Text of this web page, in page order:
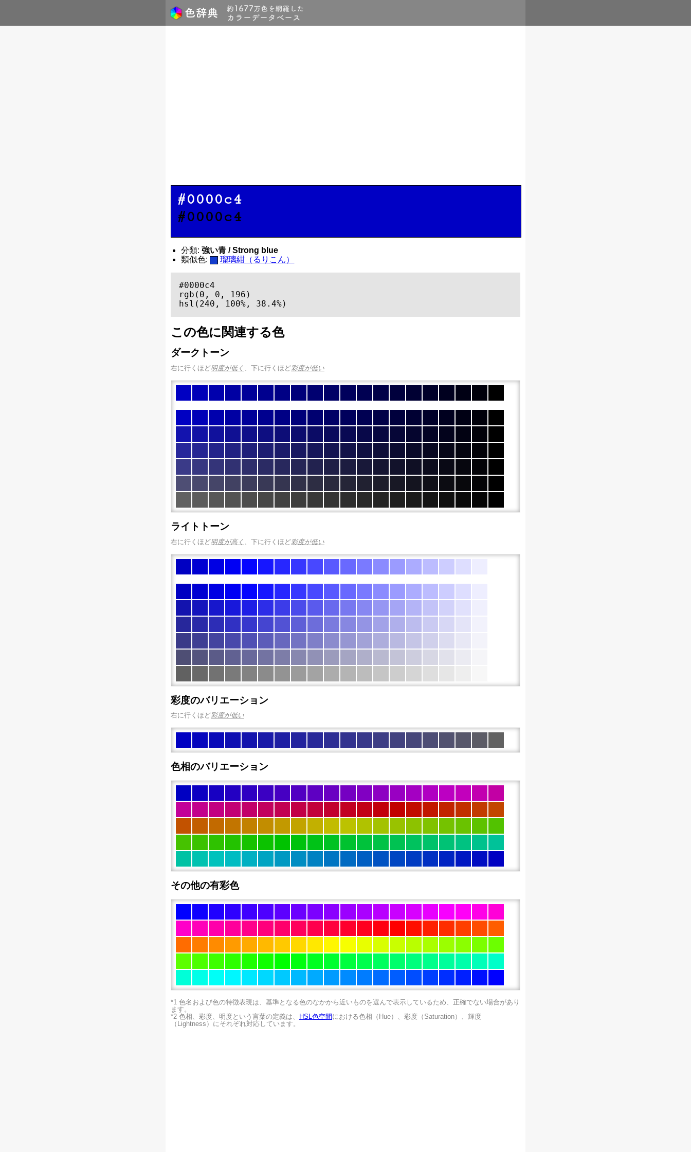
#0000c4
#0000c4
分類: 強い青 / Strong blue
類似色:
瑠璃紺（るりこん）
#0000c4
rgb(0, 0, 196)
hsl(240, 100%, 38.4%)
この色に関連する色
ダークトーン
右に行くほど明度が低く 、下に行くほど彩度が低い
ライトトーン
右に行くほど明度が高く 、下に行くほど彩度が低い
彩度のバリエーション
右に行くほど彩度が低い
色相のバリエーション
その他の有彩色
*1 色名および色の特徴表現は、基準となる色のなかから近いものを選んで表示しているため、正確でない場合があり
ます。
*2 色相、彩度、明度という言葉の定義は、
HSL色空間 における色相（Hue）、彩度（Saturation）、輝度
（Lightness）にそれぞれ対応しています。